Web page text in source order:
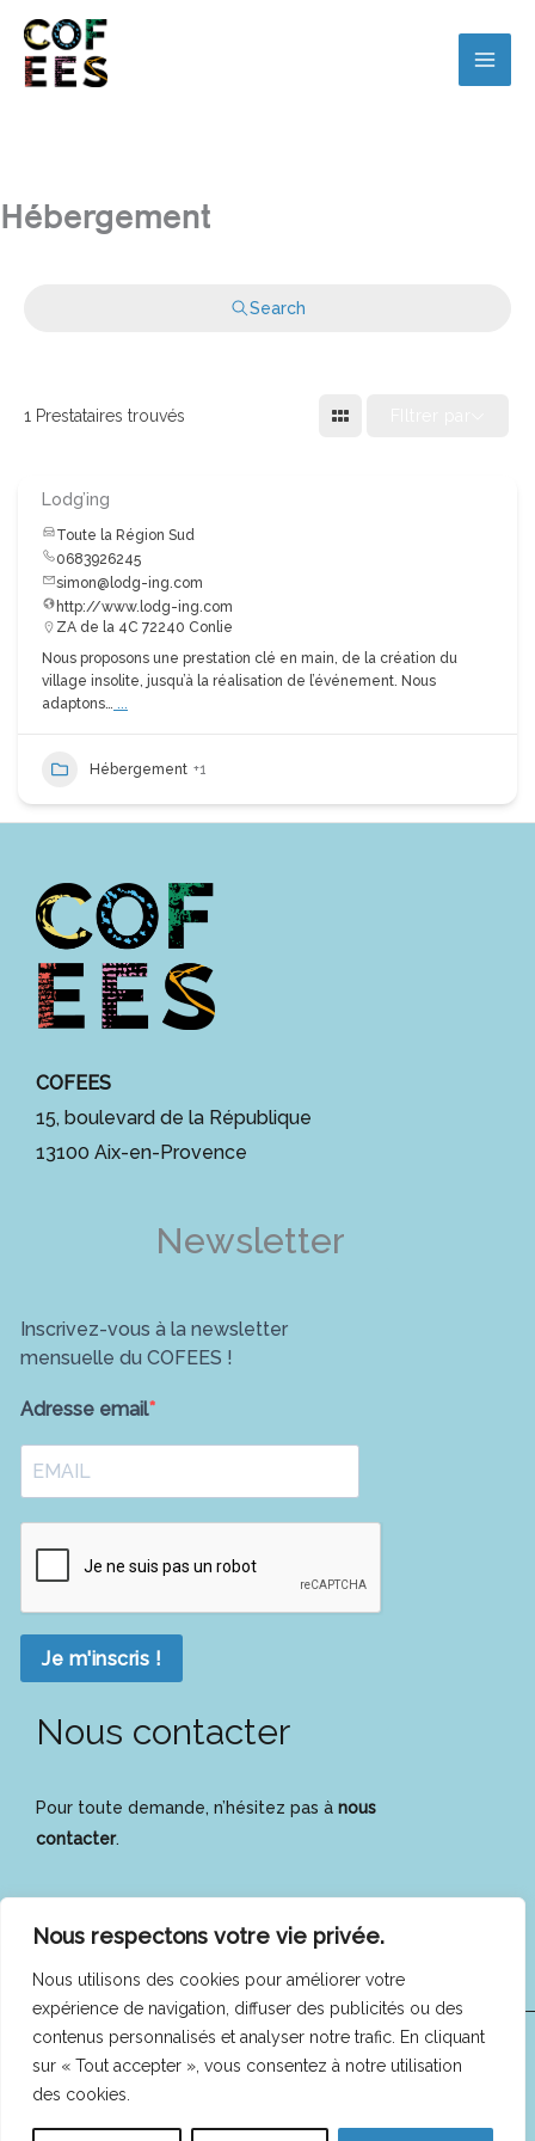
Nous respectons votre vie privée.
Nous utilisons des cookies pour améliorer votre
expérience de navigation, diffuser des publicités ou des
contenus personnalisés et analyser notre trafic. En cliquant
sur « Tout accepter », vous consentez à notre utilisation
des cookies.
Hébergement
Search
1 Prestataires trouvés
Lodg’ing
Toute la Région Sud
0683926245
simon@lodg-ing.com
http://www.lodg-ing.com
ZA de la 4C 72240 Conlie
Nous proposons une prestation clé en main, de la création du
village insolite, jusqu’à la réalisation de l’événement. Nous
adaptons… ...
Hébergement +1
COFEES
15, boulevard de la République
13100 Aix-en-Provence
Newsletter
Inscrivez-vous à la newsletter
mensuelle du COFEES !
Adresse email
Je m'inscris !
Nous contacter
Pour toute demande, n’hésitez pas à nous
contacter.
COFEES © 2025 -Mentions légales|Politique de